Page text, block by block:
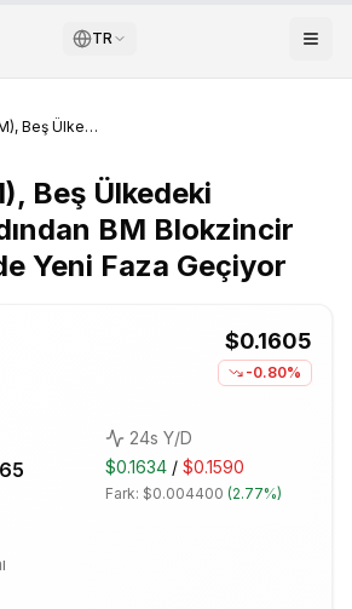
TR
Stellar (XLM), Beş Ülkedeki Pilotların Ardından BM Blokzincir Ödemelerinde Yeni Faza Geçiyor
Beş Ülkedeki
BM Blokzincir
Yeni Faza Geçiyor
$0.1605
-0.80%
24s Y/D
$0.1634 / $0.1590
Fark: $0.004400 (2.77%)